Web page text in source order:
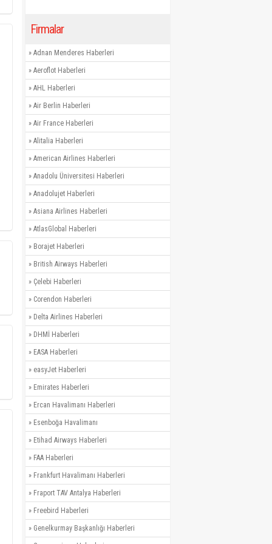
Firmalar
» Adnan Menderes Haberleri
» Aeroflot Haberleri
» AHL Haberleri
» Air Berlin Haberleri
» Air France Haberleri
» Alitalia Haberleri
» American Airlines Haberleri
» Anadolu Üniversitesi Haberleri
» Anadolujet Haberleri
» Asiana Airlines Haberleri
» AtlasGlobal Haberleri
» Borajet Haberleri
» British Airways Haberleri
» Çelebi Haberleri
» Corendon Haberleri
» Delta Airlines Haberleri
» DHMİ Haberleri
» EASA Haberleri
» easyJet Haberleri
» Emirates Haberleri
» Ercan Havalimanı Haberleri
» Esenboğa Havalimanı
» Etihad Airways Haberleri
» FAA Haberleri
» Frankfurt Havalimanı Haberleri
» Fraport TAV Antalya Haberleri
» Freebird Haberleri
» Genelkurmay Başkanlığı Haberleri